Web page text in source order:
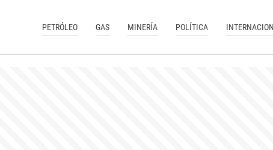
PETRÓLEO GAS MINERÍA POLÍTICA